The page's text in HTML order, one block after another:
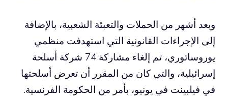
وبعد أشهر من الحملات والتعبئة الشعبية، بالإضافة
إلى الإجراءات القانونية التي استهدفت منظمي
يوروساتوري، تم إلغاء مشاركة 74 شركة أسلحة
إسرائيلية، والتي كان من المقرر أن تعرض أسلحتها
في فيلبينت في يونيو، بأمر من الحكومة الفرنسية.